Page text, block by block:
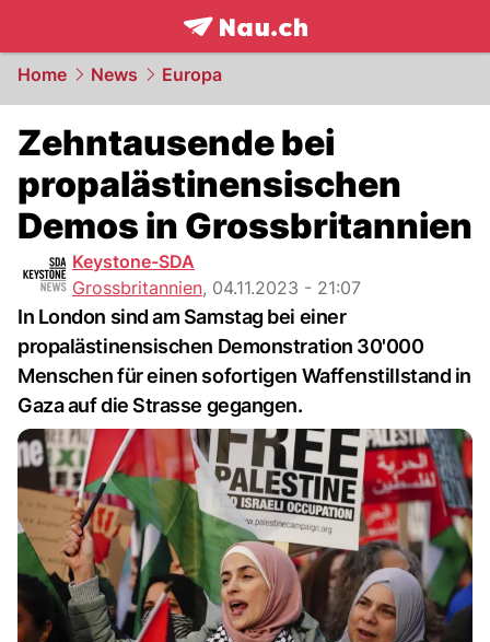
frontpage.NAU.ch
Home News Europa
Zehntausende bei
propalästinensischen
Demos in Grossbritannien
Keystone-SDA
Grossbritannien, 04.11.2023 - 21:07
In London sind am Samstag bei einer
propalästinensischen Demonstration 30'000
Menschen für einen sofortigen Waffenstillstand in
Gaza auf die Strasse gegangen.